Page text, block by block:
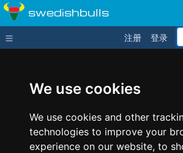
We use cookies
We use cookies and other
technologies to improve your
experience on our website, to
swedishbulls
注册 登录